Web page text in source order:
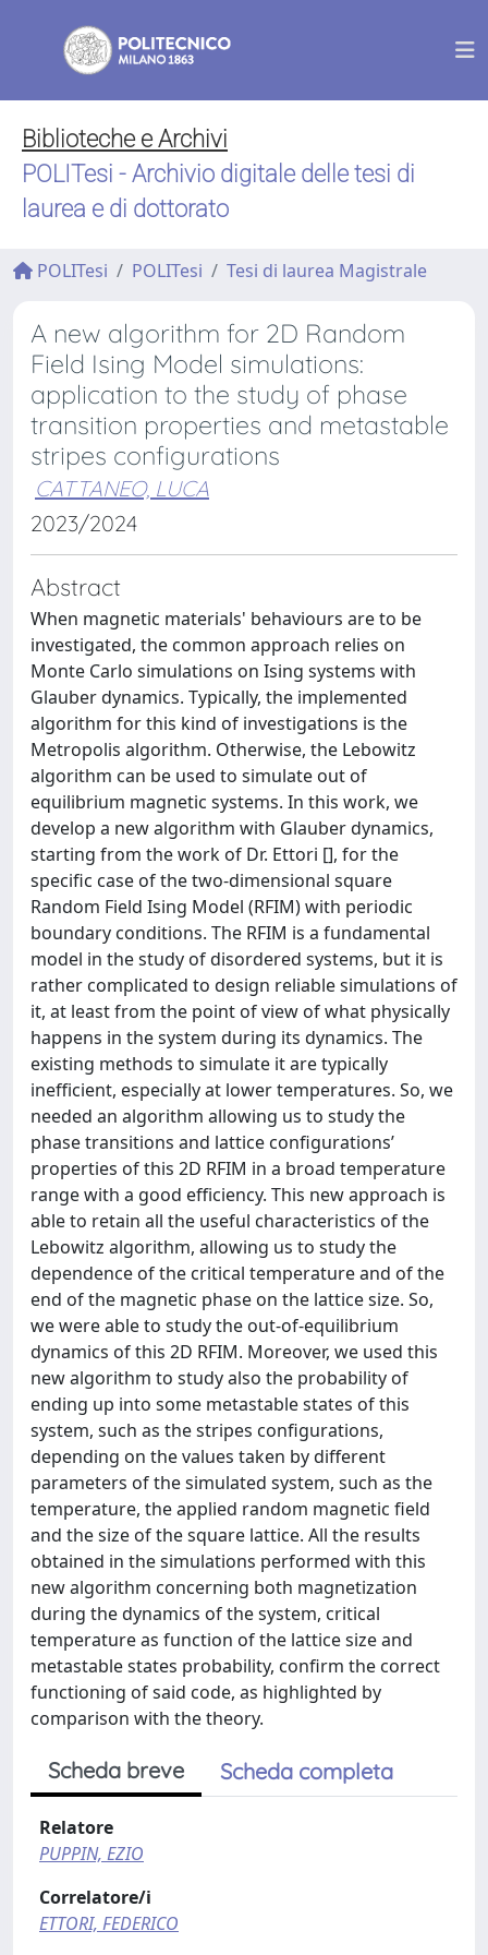
Biblioteche e Archivi
POLITesi - Archivio digitale delle tesi di
laurea e di dottorato
POLITesi POLITesi Tesi di laurea Magistrale
A new algorithm for 2D Random
Field Ising Model simulations:
application to the study of phase
transition properties and metastable
stripes configurations
CATTANEO, LUCA
2023/2024
Abstract
When magnetic materials' behaviours are to be
investigated, the common approach relies on
Monte Carlo simulations on Ising systems with
Glauber dynamics. Typically, the implemented
algorithm for this kind of investigations is the
Metropolis algorithm. Otherwise, the Lebowitz
algorithm can be used to simulate out of
equilibrium magnetic systems. In this work, we
develop a new algorithm with Glauber dynamics,
starting from the work of Dr. Ettori [], for the
specific case of the two-dimensional square
Random Field Ising Model (RFIM) with periodic
boundary conditions. The RFIM is a fundamental
model in the study of disordered systems, but it is
rather complicated to design reliable simulations of
it, at least from the point of view of what physically
happens in the system during its dynamics. The
existing methods to simulate it are typically
inefficient, especially at lower temperatures. So, we
needed an algorithm allowing us to study the
phase transitions and lattice configurations’
properties of this 2D RFIM in a broad temperature
range with a good efficiency. This new approach is
able to retain all the useful characteristics of the
Lebowitz algorithm, allowing us to study the
dependence of the critical temperature and of the
end of the magnetic phase on the lattice size. So,
we were able to study the out-of-equilibrium
dynamics of this 2D RFIM. Moreover, we used this
new algorithm to study also the probability of
ending up into some metastable states of this
system, such as the stripes configurations,
depending on the values taken by different
parameters of the simulated system, such as the
temperature, the applied random magnetic field
and the size of the square lattice. All the results
obtained in the simulations performed with this
new algorithm concerning both magnetization
during the dynamics of the system, critical
temperature as function of the lattice size and
metastable states probability, confirm the correct
functioning of said code, as highlighted by
comparison with the theory.
Scheda breve Scheda completa
Relatore
PUPPIN, EZIO
Correlatore/i
ETTORI, FEDERICO